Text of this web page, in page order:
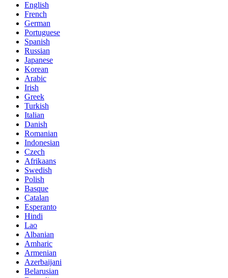
English
French
German
Portuguese
Spanish
Russian
Japanese
Korean
Arabic
Irish
Greek
Turkish
Italian
Danish
Romanian
Indonesian
Czech
Afrikaans
Swedish
Polish
Basque
Catalan
Esperanto
Hindi
Lao
Albanian
Amharic
Armenian
Azerbaijani
Belarusian